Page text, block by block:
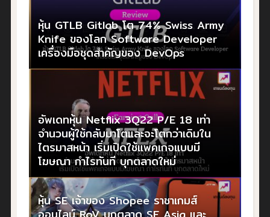
หุ้น GTLB Gitlab โต 74% Swiss Army
Knife ของโลก Software Developer
เครื่องมือชุดสำคัญของ DevOps
อัพเดทหุ้น Netflix 3Q22 P/E 18 เท่า
จำนวนผู้ใช้กลับมาโตและจะโตกว่าเดิมใน
ไตรมาสหน้า เริ่มเปิดใช้แพคเกจแบบมี
โฆษณา กำไรทันที บุกตลาดใหม่
หุ้น SE เจ้าของ Shopee ราชาเกมส์